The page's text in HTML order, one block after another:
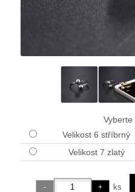
Vyberte
Velikost 6 stříbrný
Velikost 7 zlatý
ks